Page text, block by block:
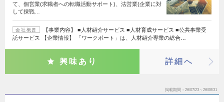
て、個営業(求職者への転職活動サポート)、法営業(企業に対
して採戦…
会社概要
【事業内容】 ■人材紹介サービス ■人材育成サービス ■公共事業受
託サービス 【企業情報】 「ワークポート」は、人材紹介専業の総合…
興味あり 詳細へ
掲載期間 26/07/23～26/08/31